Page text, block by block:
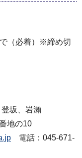
（必着）※締め切
坂、岩瀨
地の10
電話：045-671-